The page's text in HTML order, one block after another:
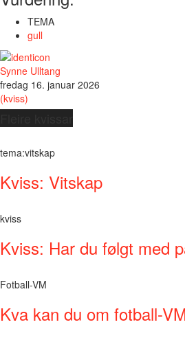
TEMA
gull
Synne Ulltang
fredag 16. januar 2026
(kviss)
tema:vitskap
Kviss: Vitskap
kviss
Kviss: Har du følgt med
Fotball-VM
Kva kan du om fotball-